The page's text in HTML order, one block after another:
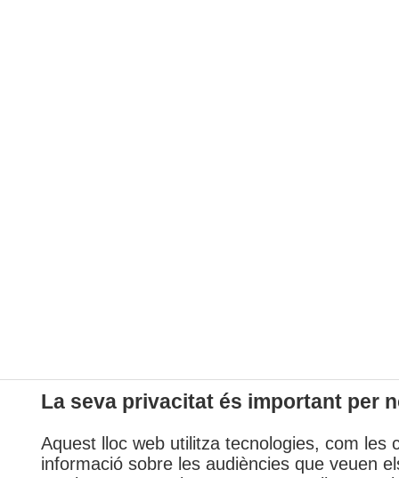
La seva privacitat és important per
Aquest lloc web utilitza tecnologies, com les
informació sobre les audiències que veuen